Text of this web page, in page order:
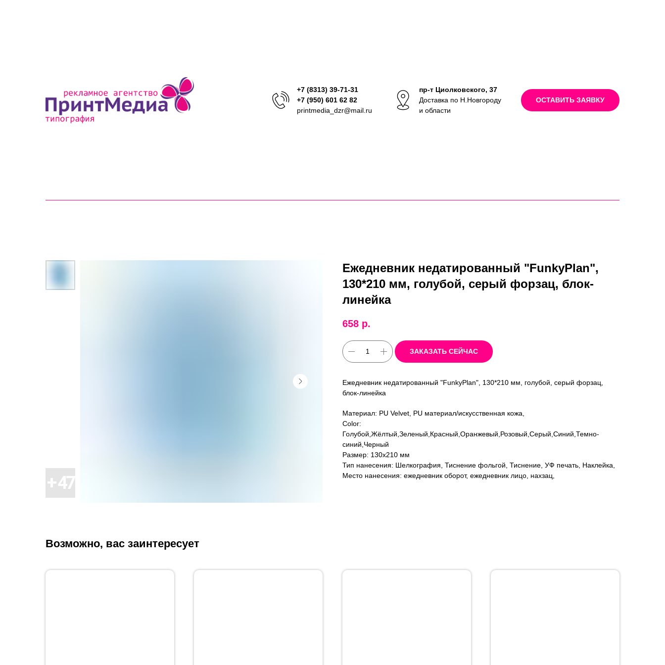
+7 (8313) 39-71-31
+7 (950) 601 62 82
printmedia_dzr@mail.ru
пр-т Циолковского, 37
Доставка по Н.Новгороду
и области
ОСТАВИТЬ ЗАЯВКУ
Ежедневник недатированный "FunkyPlan",
130*210 мм, голубой, серый форзац, блок-
линейка
658 р.
ЗАКАЗАТЬ СЕЙЧАС
Ежедневник недатированный "FunkyPlan", 130*210 мм, голубой, серый форзац,
блок-линейка
Материал: PU Velvet, PU материал/искусственная кожа,
Color:
Голубой,Жёлтый,Зеленый,Красный,Оранжевый,Розовый,Серый,Синий,Темно-
синий,Черный
Размер: 130х210 мм
Тип нанесения: Шелкография, Тиснение фольгой, Тиснение, УФ печать, Наклейка,
Место нанесения: ежедневник оборот, ежедневник лицо, нахзац,
Возможно, вас заинтересует